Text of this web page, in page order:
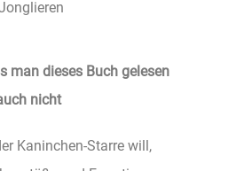
man dieses Buch gelesen
nicht
Kaninchen-Starre will,